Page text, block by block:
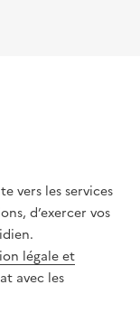
vers les services
d’exercer vos
légale et
avec les